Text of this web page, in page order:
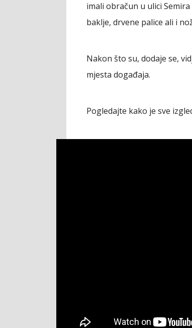
imali obračun u ulici
baklje, drvene palice ali i
Nakon što su, dodaje se,
mjesta događaja.
Pogledajte kako je sve